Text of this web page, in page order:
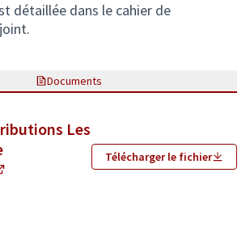
détaillée dans le cahier de
Documents
Les
Télécharger le fichier